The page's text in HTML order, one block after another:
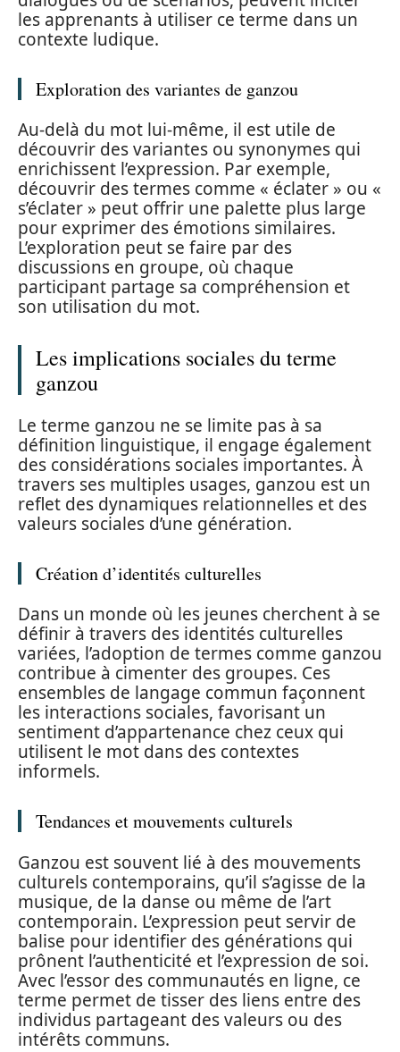
les apprenants à utiliser ce terme dans un
contexte ludique.
Exploration des variantes de ganzou
Au-delà du mot lui-même, il est utile de
découvrir des variantes ou synonymes qui
enrichissent l’expression. Par exemple,
découvrir des termes comme « éclater » ou «
s’éclater » peut offrir une palette plus large
pour exprimer des émotions similaires.
L’exploration peut se faire par des
discussions en groupe, où chaque
participant partage sa compréhension et
son utilisation du mot.
Les implications sociales du terme
ganzou
Le terme ganzou ne se limite pas à sa
définition linguistique, il engage également
des considérations sociales importantes. À
travers ses multiples usages, ganzou est un
reflet des dynamiques relationnelles et des
valeurs sociales d’une génération.
Création d’identités culturelles
Dans un monde où les jeunes cherchent à se
définir à travers des identités culturelles
variées, l’adoption de termes comme ganzou
contribue à cimenter des groupes. Ces
ensembles de langage commun façonnent
les interactions sociales, favorisant un
sentiment d’appartenance chez ceux qui
utilisent le mot dans des contextes
informels.
Tendances et mouvements culturels
Ganzou est souvent lié à des mouvements
culturels contemporains, qu’il s’agisse de la
musique, de la danse ou même de l’art
contemporain. L’expression peut servir de
balise pour identifier des générations qui
prônent l’authenticité et l’expression de soi.
Avec l’essor des communautés en ligne, ce
terme permet de tisser des liens entre des
individus partageant des valeurs ou des
intérêts communs.